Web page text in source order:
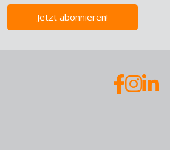
Jetzt abonnieren!